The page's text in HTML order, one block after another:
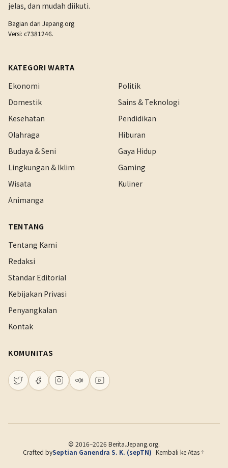
jelas, dan mudah diikuti.
Bagian dari Jepang.org
Versi: c7381246.
KATEGORI WARTA
Ekonomi
Politik
Domestik
Sains & Teknologi
Kesehatan
Pendidikan
Olahraga
Hiburan
Budaya & Seni
Gaya Hidup
Lingkungan & Iklim
Gaming
Wisata
Kuliner
Animanga
TENTANG
Tentang Kami
Redaksi
Standar Editorial
Kebijakan Privasi
Penyangkalan
Kontak
KOMUNITAS
© 2016–2026 Berita.Jepang.org.
Crafted bySeptian Ganendra S. K. (sepTN) Kembali ke Atas